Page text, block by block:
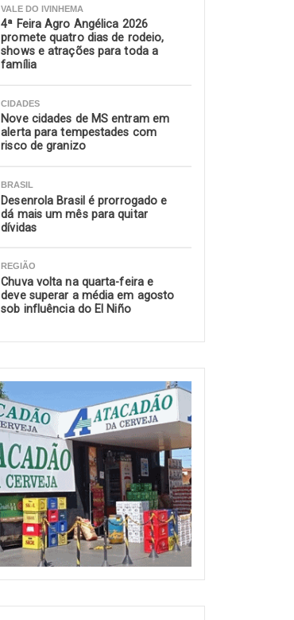
VALE DO IVINHEMA
4ª Feira Agro Angélica 2026
promete quatro dias de rodeio,
shows e atrações para toda a
família
CIDADES
Nove cidades de MS entram em
alerta para tempestades com
risco de granizo
BRASIL
Desenrola Brasil é prorrogado e
dá mais um mês para quitar
dívidas
REGIÃO
Chuva volta na quarta-feira e
deve superar a média em agosto
sob influência do El Niño